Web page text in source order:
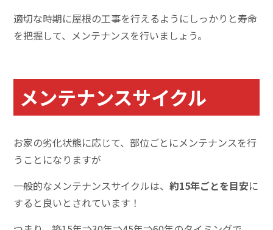
適切な時期に屋根の工事を行えるようにしっかりと寿命
を把握して、メンテナンスを行いましょう。
メンテナンスサイクル
お家の劣化状態に応じて、部位ごとにメンテナンスを行
うことになりますが
一般的なメンテナンスサイクルは、約15年ごとを目安に
すると良いとされています！